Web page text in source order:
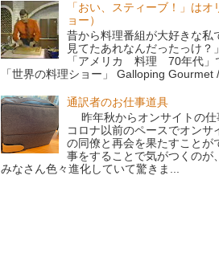
「おい、スティーブ！」は
ョー）
昔から料理番組が大好きな私
見てたあれなんだったっけ？
「アメリカ 料理 70年代」
「世界の料理ショー」 Galloping Gourmet
通訳者のお仕事道具
昨年秋からオンサイトの仕
コロナ以前のペースでオンサ
の同僚と再会を果たすことが
事をすることで気がつくのが
みなさん色々進化していて驚きま...